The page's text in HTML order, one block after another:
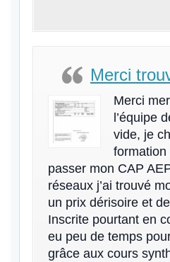
Merci
Merci
l’équipe
vide, je
formation
passer mon CAP
réseaux j’ai trouvé
un prix dérisoire et
Inscrite pourtant en
eu peu de temps
grâce aux cours